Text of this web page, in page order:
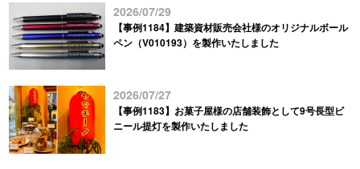
2026/07/29
【事例1184】建築資材販売会社様のオリジナルボール
ペン（V010193）を製作いたしました
2026/07/27
【事例1183】お菓子屋様の店舗装飾として9号長型ビ
ニール提灯を製作いたしました